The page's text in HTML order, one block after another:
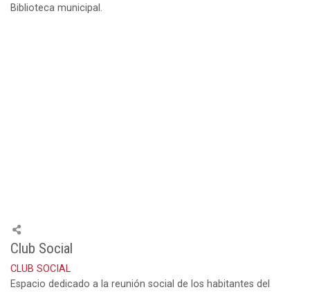
Biblioteca municipal.
Club Social
CLUB SOCIAL
Espacio dedicado a la reunión social de los habitantes del